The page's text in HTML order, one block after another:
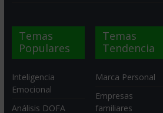
Temas
Populares
Inteligencia
Emocional
Análisis DOFA
Temas
Tendencia
Marca Personal
Empresas
familiares